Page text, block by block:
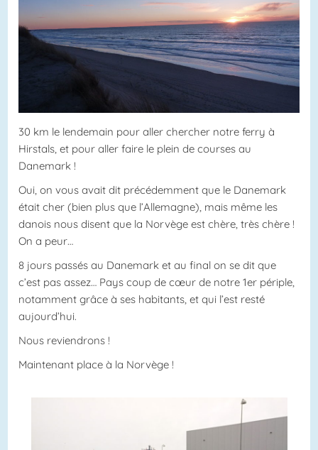
30 km le lendemain pour aller chercher notre ferry à
Hirstals, et pour aller faire le plein de courses au
Danemark !
Oui, on vous avait dit précédemment que le Danemark
était cher (bien plus que l’Allemagne), mais même les
danois nous disent que la Norvège est chère, très chère !
On a peur…
8 jours passés au Danemark et au final on se dit que
c’est pas assez… Pays coup de cœur de notre 1er périple,
notamment grâce à ses habitants, et qui l’est resté
aujourd’hui.
Nous reviendrons !
Maintenant place à la Norvège !